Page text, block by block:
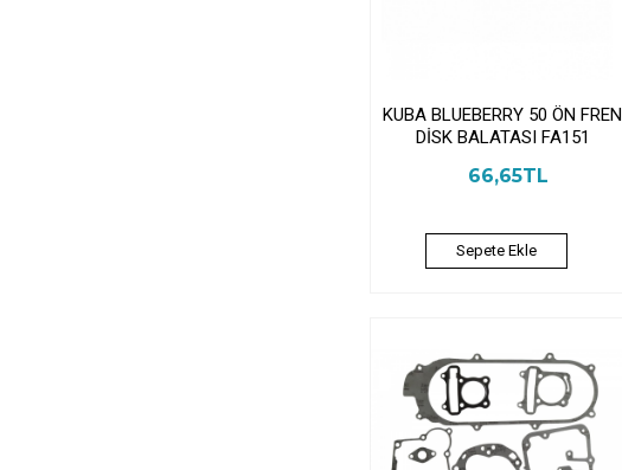
KUBA BLUEBERRY 50 ÖN FREN
DİSK BALATASI FA151
66,65TL
Sepete Ekle